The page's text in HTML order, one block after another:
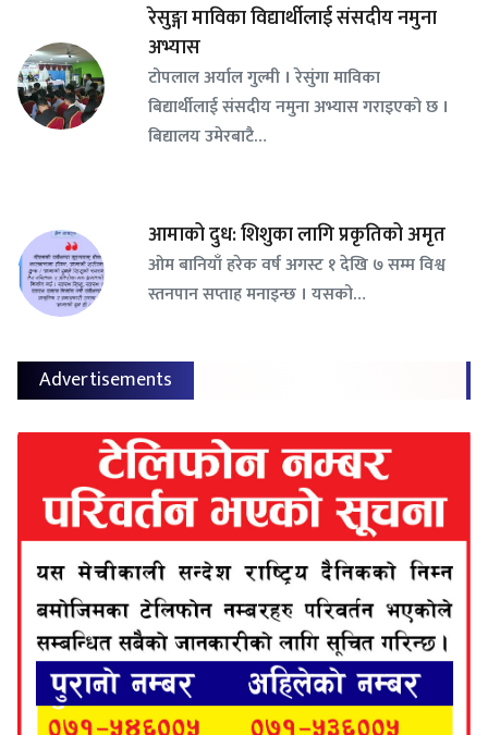
रेसुङ्गा माविका विद्यार्थीलाई संसदीय नमुना
अभ्यास
टोपलाल अर्याल गुल्मी । रेसुंगा माविका
बिद्यार्थीलाई संसदीय नमुना अभ्यास गराइएको छ ।
बिद्यालय उमेरबाटै…
आमाको दुध: शिशुका लागि प्रकृतिको अमृत
ओम बानियाँ हरेक वर्ष अगस्ट १ देखि ७ सम्म विश्व
स्तनपान सप्ताह मनाइन्छ । यसको…
Advertisements